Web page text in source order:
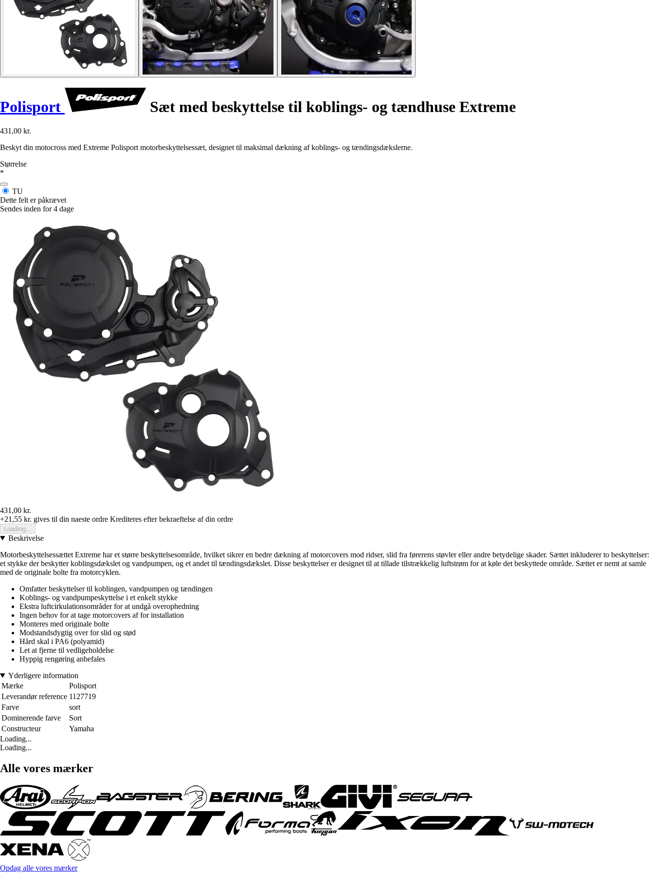
Polisport Sæt med beskyttelse til koblings- og tændhuse Extreme
431,00 kr.
Beskyt din motocross med Extreme Polisport motorbeskyttelsessæt, designet til maksimal dækning af koblings- og tændingsdækslerne.
Størrelse
*
TU
Dette felt er påkrævet
Sendes inden for 4 dage
431,00 kr.
+21,55 kr. gives til din naeste ordre Krediteres efter bekraeftelse af din ordre
Loading...
Beskrivelse
Motorbeskyttelsessættet Extreme har et større beskyttelsesområde, hvilket sikrer en bedre dækning af motorcovers mod ridser, slid fra førerens støvler eller andre betydelige skader. Sættet inkluderer to beskyttelser:
et stykke der beskytter koblingsdækslet og vandpumpen, og et andet til tændingsdækslet. Disse beskyttelser er designet til at tillade tilstrækkelig luftstrøm for at køle det beskyttede område. Sættet er nemt at samle
med de originale bolte fra motorcyklen.
Omfatter beskyttelser til koblingen, vandpumpen og tændingen
Koblings- og vandpumpeskyttelse i et enkelt stykke
Ekstra luftcirkulationsområder for at undgå overophedning
Ingen behov for at tage motorcovers af for installation
Monteres med originale bolte
Modstandsdygtig over for slid og stød
Hård skal i PA6 (polyamid)
Let at fjerne til vedligeholdelse
Hyppig rengøring anbefales
Yderligere information
Mærke
Polisport
Leverandør reference 1127719
Farve
sort
Dominerende farve
Sort
Constructeur
Yamaha
Loading...
Loading...
Alle vores mærker
Opdag alle vores mærker